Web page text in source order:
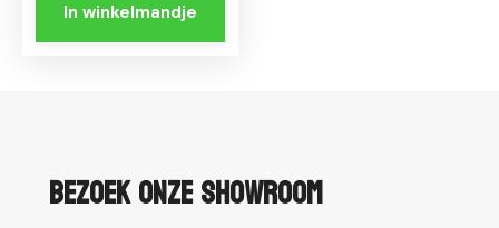
In winkelmandje
Bezoek onze showroom